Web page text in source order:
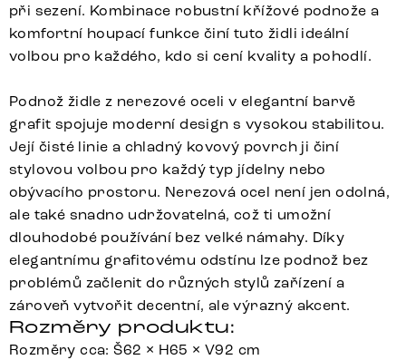
při sezení. Kombinace robustní křížové podnože a
komfortní houpací funkce činí tuto židli ideální
volbou pro každého, kdo si cení kvality a pohodlí.
Podnož židle z nerezové oceli v elegantní barvě
grafit spojuje moderní design s vysokou stabilitou.
Její čisté linie a chladný kovový povrch ji činí
stylovou volbou pro každý typ jídelny nebo
obývacího prostoru. Nerezová ocel není jen odolná,
ale také snadno udržovatelná, což ti umožní
dlouhodobé používání bez velké námahy. Díky
elegantnímu grafitovému odstínu lze podnož bez
problémů začlenit do různých stylů zařízení a
zároveň vytvořit decentní, ale výrazný akcent.
Rozměry produktu:
Rozměry cca: Š62 × H65 × V92 cm